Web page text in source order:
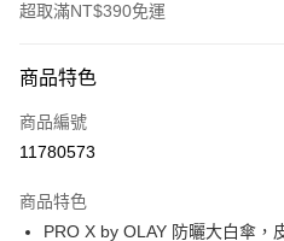
超取滿NT$390免運
POYA支付
信用卡一次付款
LINE Pay
商品特色
商品編號
11780573
商品特色
PRO X by OLAY 防曬大白傘，